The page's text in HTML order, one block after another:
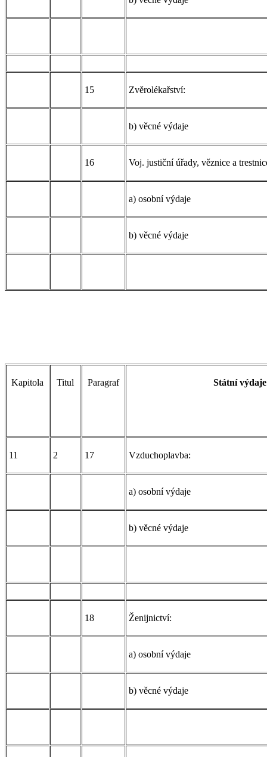
15 Zvěrolékařství:
b) věcné výdaje
16 Voj. justiční úřady, věznice a
a) osobní výdaje
b) věcné výdaje
Kapitola Titul Paragraf Státní výdaje
11 2 17 Vzduchoplavba:
a) osobní výdaje
b) věcné výdaje
18 Ženijnictví:
a) osobní výdaje
b) věcné výdaje